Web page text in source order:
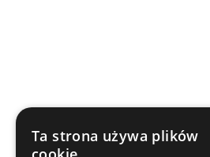
Ta strona używa plików